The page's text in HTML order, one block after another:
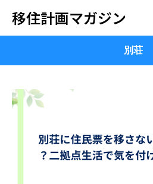
移住計画マガジン
別荘